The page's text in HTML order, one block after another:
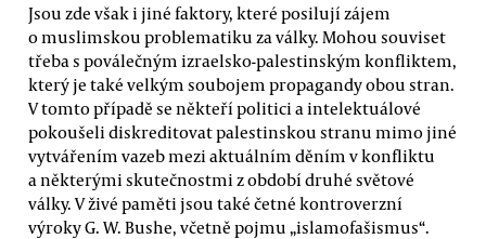
Jsou zde však i jiné faktory, které posilují zájem
o muslimskou problematiku za války. Mohou souviset
třeba s poválečným izraelsko-palestinským konfliktem,
který je také velkým soubojem propagandy obou stran.
V tomto případě se někteří politici a intelektuálové
pokoušeli diskreditovat palestinskou stranu mimo jiné
vytvářením vazeb mezi aktuálním děním v konfliktu
a některými skutečnostmi z období druhé světové
války. V živé paměti jsou také četné kontroverzní
výroky G. W. Bushe, včetně pojmu „islamofašismus“.